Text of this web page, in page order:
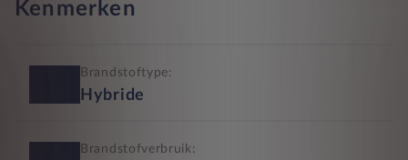
Kenmerken
Brandstoftype:
Hybride
Brandstofverbruik: